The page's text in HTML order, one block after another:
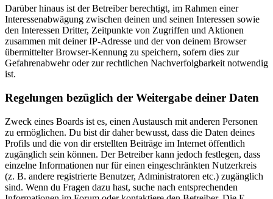
Darüber hinaus ist der Betreiber berechtigt, im Rahmen einer
Interessenabwägung zwischen deinen und seinen Interessen sowie
den Interessen Dritter, Zeitpunkte von Zugriffen und Aktionen
zusammen mit deiner IP-Adresse und der von deinem Browser
übermittelter Browser-Kennung zu speichern, sofern dies zur
Gefahrenabwehr oder zur rechtlichen Nachverfolgbarkeit notwendig
ist.
Regelungen bezüglich der Weitergabe deiner Daten
Zweck eines Boards ist es, einen Austausch mit anderen Personen
zu ermöglichen. Du bist dir daher bewusst, dass die Daten deines
Profils und die von dir erstellten Beiträge im Internet öffentlich
zugänglich sein können. Der Betreiber kann jedoch festlegen, dass
einzelne Informationen nur für einen eingeschränkten Nutzerkreis
(z. B. andere registrierte Benutzer, Administratoren etc.) zugänglich
sind. Wenn du Fragen dazu hast, suche nach entsprechenden